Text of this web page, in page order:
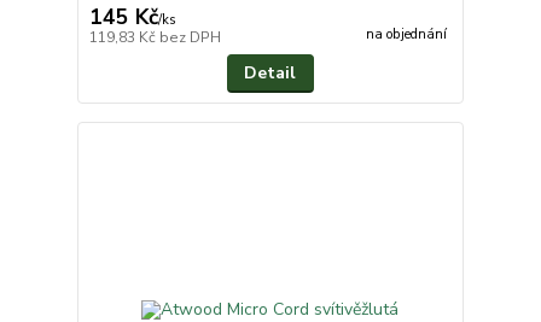
145 Kč/ks
119,83 Kč bez DPH na objednání
Detail